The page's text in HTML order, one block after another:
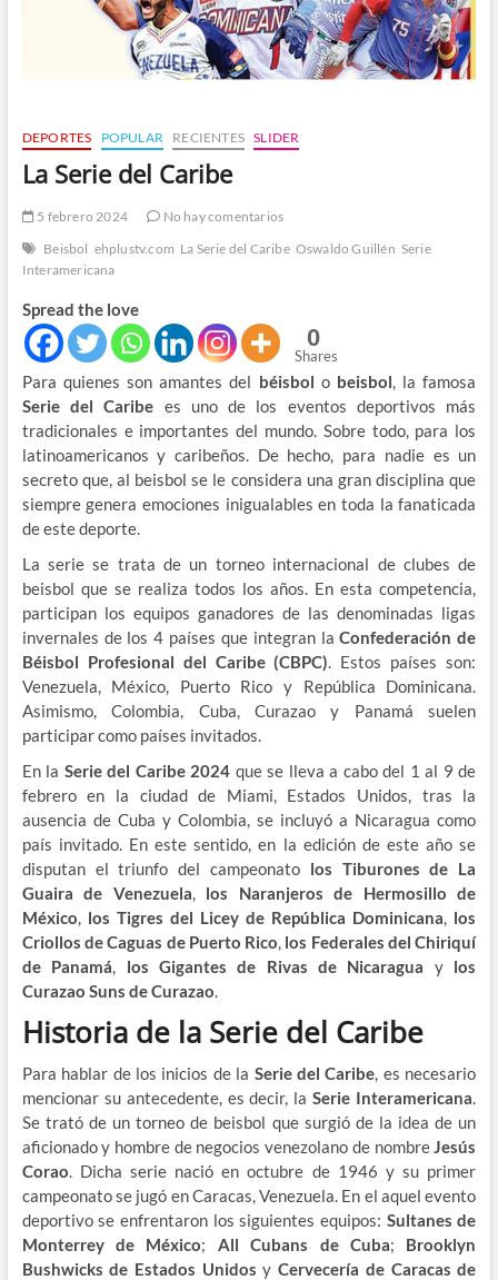
DEPORTES POPULAR RECIENTES SLIDER
La Serie del Caribe
5 febrero 2024
No hay comentarios
Beisbol ehplustv.com La Serie del Caribe Oswaldo Guillén Serie
Interamericana
Spread the love
0
Shares
Para quienes son amantes del béisbol o beisbol, la famosa
Serie del Caribe es uno de los eventos deportivos más
tradicionales e importantes del mundo. Sobre todo, para los
latinoamericanos y caribeños. De hecho, para nadie es un
secreto que, al beisbol se le considera una gran disciplina que
siempre genera emociones inigualables en toda la fanaticada
de este deporte.
La serie se trata de un torneo internacional de clubes de
beisbol que se realiza todos los años. En esta competencia,
participan los equipos ganadores de las denominadas ligas
invernales de los 4 países que integran laConfederación de
Béisbol Profesional del Caribe (CBPC). Estos países son:
Venezuela, México, Puerto Rico y República Dominicana.
Asimismo, Colombia, Cuba, Curazao y Panamá suelen
participar como países invitados.
En la Serie del Caribe 2024 que se lleva a cabo del 1 al 9 de
febrero en la ciudad de Miami, Estados Unidos, tras la
ausencia de Cuba y Colombia, se incluyó a Nicaragua como
país invitado. En este sentido, en la edición de este año se
disputan el triunfo del campeonato los Tiburones de La
Guaira de Venezuela, los Naranjeros de Hermosillo de
México, los Tigres del Licey de República Dominicana, los
Criollos de Caguas de Puerto Rico, los Federales del Chiriquí
de Panamá, los Gigantes de Rivas de Nicaragua y los
Curazao Suns de Curazao.
Historia de la Serie del Caribe
Para hablar de los inicios de la Serie del Caribe, es necesario
mencionar su antecedente, es decir, laSerie Interamericana.
Se trató de un torneo de beisbol que surgió de la idea de un
aficionado y hombre de negocios venezolano de nombreJesús
Corao. Dicha serie nació en octubre de 1946 y su primer
campeonato se jugó en Caracas, Venezuela. En el aquel evento
deportivo se enfrentaron los siguientes equipos: Sultanes de
Monterrey de México; All Cubans de Cuba; Brooklyn
Bushwicks de Estados UnidosyCervecería de Caracas de